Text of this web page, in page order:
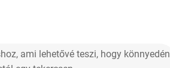
ami lehetővé teszi, hogy könnyedén